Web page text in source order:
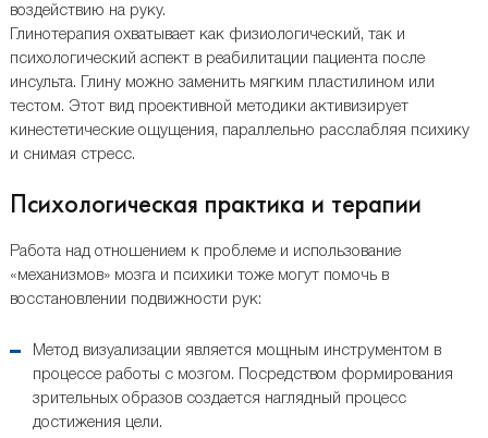
воздействию на руку.
Глинотерапия охватывает как физиологический, так и
психологический аспект в реабилитации пациента после
инсульта. Глину можно заменить мягким пластилином или
тестом. Этот вид проективной методики активизирует
кинестетические ощущения, параллельно расслабляя психику
и снимая стресс.
Психологическая практика и терапии
Работа над отношением к проблеме и использование
«механизмов» мозга и психики тоже могут помочь в
восстановлении подвижности рук:
Метод визуализации является мощным инструментом в
процессе работы с мозгом. Посредством формирования
зрительных образов создается наглядный процесс
достижения цели.